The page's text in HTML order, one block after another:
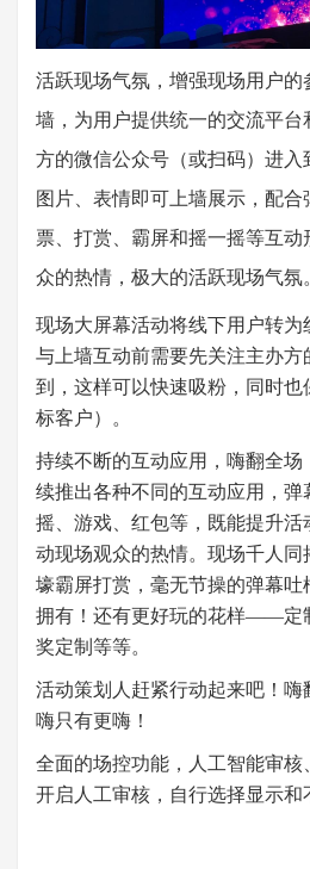
活跃现场气氛，增强现场用户的
墙， 为用户提供统一的交流平
方的微信公众号（或扫码）进入
图片、表情即可上墙展示，配
票、打赏、霸屏和摇一摇等互
众的热情，极大的活跃现场气氛
现场大屏幕活动将线下用户转为
与上墙互动前需要先关注主办方
到，这样可以快速吸粉，同时也
标客户）。
持续不断的互动应用， 嗨翻全场
续推出各种不同的互动应用， 弹
摇、游戏、红包等，既能提升活
动现场观众的热情。现场千人同
壕霸屏打赏，毫无节操的弹幕吐
拥有！还有更好玩的花样——定
奖定制等等。
活动策划人赶紧行动起来吧！ 嗨
嗨只有更嗨！
全面的场控功能，
人工智能审
开启人工审核，自行选择显示和